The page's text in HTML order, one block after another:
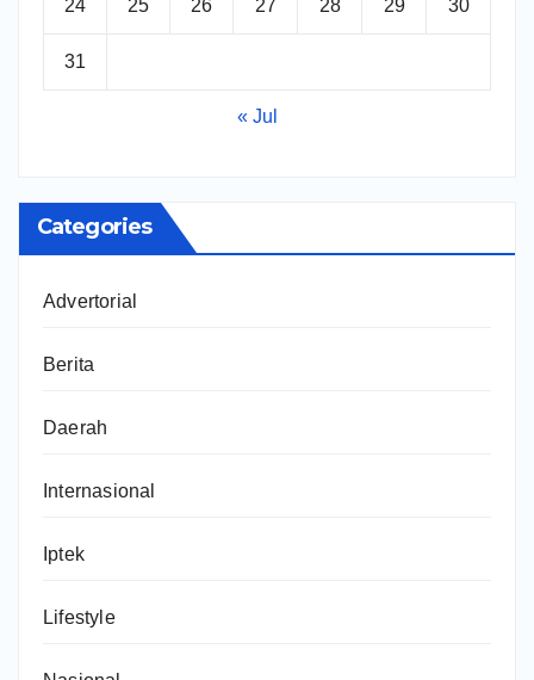
24 25 26 27 28 29 30
31
« Jul
Categories
Advertorial
Berita
Daerah
Internasional
Iptek
Lifestyle